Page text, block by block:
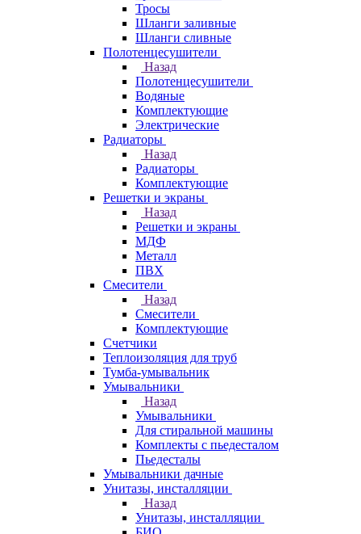
Тросы
Шланги заливные
Шланги сливные
Полотенцесушители
Назад
Полотенцесушители
Водяные
Комплектующие
Электрические
Радиаторы
Назад
Радиаторы
Комплектующие
Решетки и экраны
Назад
Решетки и экраны
МДФ
Металл
ПВХ
Смесители
Назад
Смесители
Комплектующие
Счетчики
Теплоизоляция для труб
Тумба-умывальник
Умывальники
Назад
Умывальники
Для стиральной машины
Комплекты с пьедесталом
Пьедесталы
Умывальники дачные
Унитазы, инсталляции
Назад
Унитазы, инсталляции